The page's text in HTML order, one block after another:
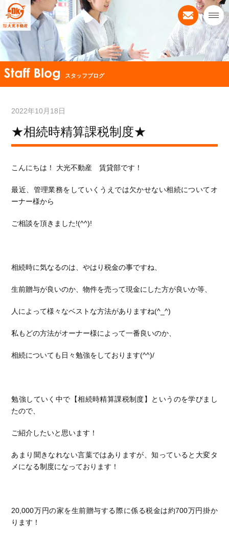
スタッフブログ
2022年10月18日
★相続時精算課税制度★
こんにちは！ 大光不動産 賃貸部です！
最近、管理業務をしていくうえでは欠かせない相続についてオ
ーナー様から
ご相談を頂きました!(^^)!
相続時に気なるのは、やはり税金の事ですね、
生前贈与が良いのか、物件を売って現金にした方が良いか等、
人によって様々なベストな方法がありますね(^_^)
私もどの方法がオーナー様によって一番良いのか、
相続についても日々勉強をしております(^^)/
勉強していく中で【相続時精算課税制度】というのを学びまし
たので、
ご紹介したいと思います！
あまり聞きなれない言葉ではありますが、知っていると大変タ
メになる制度になっております！
20,000万円の家を生前贈与する際に係る税金は約700万円掛か
ります！